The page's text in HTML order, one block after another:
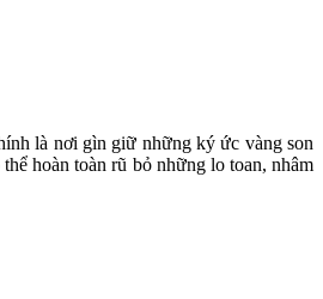
là nơi gìn giữ những ký ức vàng son
hoàn toàn rũ bỏ những lo toan, nhâm